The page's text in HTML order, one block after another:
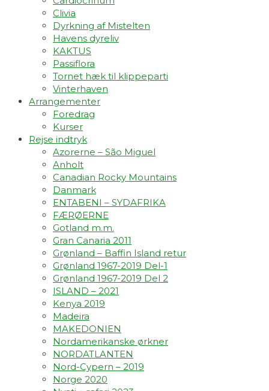
Clivia
Dyrkning af Mistelten
Havens dyreliv
KAKTUS
Passiflora
Tornet hæk til klippeparti
Vinterhaven
Arrangementer
Foredrag
Kurser
Rejse indtryk
Azorerne – São Miguel
Anholt
Canadian Rocky Mountains
Danmark
ENTABENI – SYDAFRIKA
FÆRØERNE
Gotland m.m.
Gran Canaria 2011
Grønland – Baffin Island retur
Grønland 1967-2019 Del-1
Grønland 1967-2019 Del 2
ISLAND – 2021
Kenya 2019
Madeira
MAKEDONIEN
Nordamerikanske ørkner
NORDATLANTEN
Nord-Cypern – 2019
Norge 2020